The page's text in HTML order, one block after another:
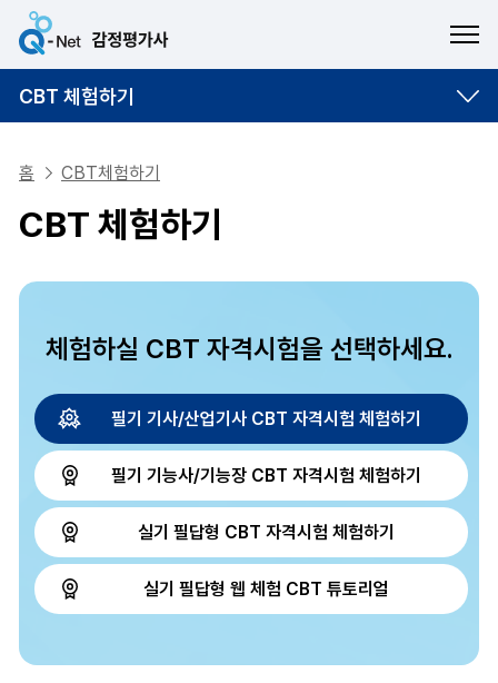
CBT 체험하기
홈 CBT체험하기
CBT 체험하기
체험하실 CBT 자격시험을 선택하세요.
필기 기사/산업기사 CBT 자격시험 체험하기
필기 기능사/기능장 CBT 자격시험 체험하기
실기 필답형 CBT 자격시험 체험하기
실기 필답형 웹 체험 CBT 튜토리얼